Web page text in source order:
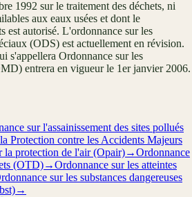
1992 sur le traitement des déchets, ni
aux eaux usées et dont le
est autorisé. L'ordonnance sur les
(ODS) est actuellement en révision.
s'appellera Ordonnance sur les
entrera en vigueur le 1er janvier 2006.
sur l'assainissement des sites pollués
Protection contre les Accidents Majeurs
la protection de l'air (Opair)→Ordonnance
(OTD)→Ordonnance sur les atteintes
sur les substances dangereuses
→